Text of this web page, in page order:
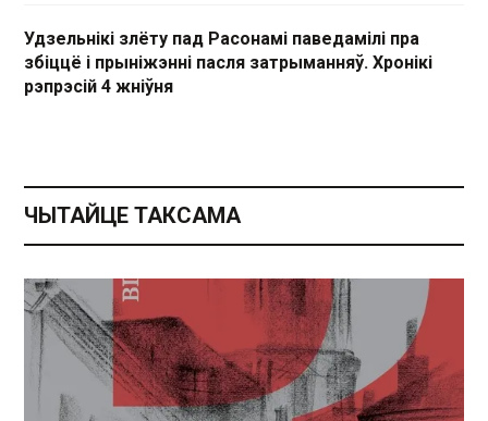
Удзельнікі злёту пад Расонамі паведамілі пра
збіццё і прыніжэнні пасля затрыманняў. Хронікі
рэпрэсій 4 жніўня
ЧЫТАЙЦЕ ТАКСАМА